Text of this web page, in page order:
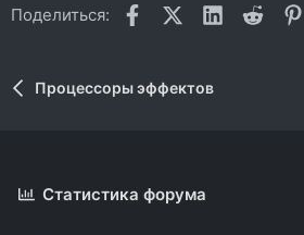
Поделиться: FacebookX (Twitter)
LinkedIn
Reddit
Процессоры эффектов
Статистика форума